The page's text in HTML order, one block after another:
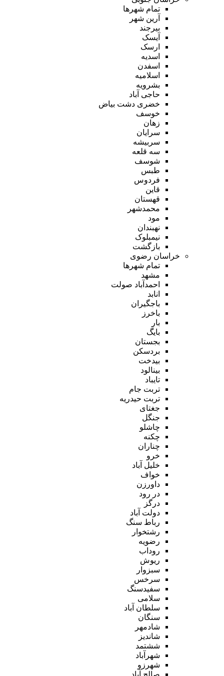
تمام شهر‌ها
آرین شهر
بیرجند
آیسک
ارسک
اسدیه
اسفدن
اسلامیه
بشرویه
حاجی آباد
خضری دشت بیاض
خوسف
زهان
سرایان
سربیشه
سه قلعه
شوسف
طبس
فردوس
قاین
قهستان
محمدشهر
مود
نهبندان
نیمبلوک
بازگشت
خراسان رضوی
تمام شهر‌ها
مشهد
احمدآباد صولت
انابد
باجگیران
باخرز
بار
بایگ
بجستان
بردسکن
بیدخت
بینالود
تایباد
تربت جام
تربت حیدریه
جغتای
جنگل
چاشلو
چکنه
چناران
خرو
خلیل آباد
خواف
داورزن
در رود
درگز
دولت آباد
رباط سنگ
رشتخوار
رضویه
روداب
ریوش
سبزوار
سرخس
سفیدسنگ
سلامی
سلطان آباد
سنگان
شادمهر
شاندیز
ششتمد
شهرآباد
شهرزو
صالح آباد